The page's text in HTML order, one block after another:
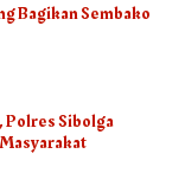
Bagikan Sembako
Polres Sibolga